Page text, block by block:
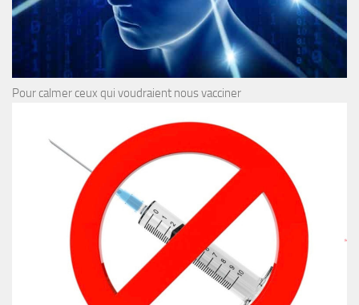
Pour calmer ceux qui voudraient nous vacciner